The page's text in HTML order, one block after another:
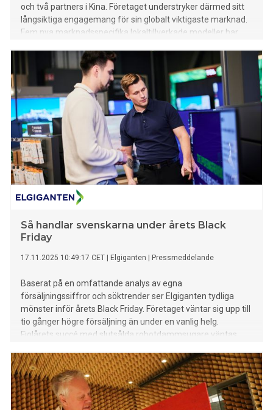
och två partners i Kina. Företaget understryker därmed sitt
långsiktiga engagemang för sin globalt viktigaste marknad.
Fem nya marknadsspecifika lokaltillverkade modeller har
en differentierad produktportfölj med attraktiva elbilar och
modeller med högeffektiva förbränningsmotorer. På
bilmässan i Guangzhou i södra Kina presenterar Audi med
sina två partners FAW och SAIC flera modeller som är
utformade för de kinesiska kundernas behov. Konceptbilen
AUDI E SUV är en stor SUV, där det Kina-exklusiva
systermärket AUDI ger en förhandsvising av sin andra
serietillverkade modell strax efter den framgångsrika
premiären.
Så handlar svenskarna under årets Black
Friday
17.11.2025 10:49:17 CET Elgiganten Pressmeddelande
Baserat på en omfattande analys av egna
försäljningssiffror och söktrender ser Elgiganten tydliga
mönster inför årets Black Friday. Företaget väntar sig upp till
tio gånger högre försäljning än under en vanlig helg.
Fjolårets succé med slutsålda robotdammsugare väntas
teknik som håller över tid.